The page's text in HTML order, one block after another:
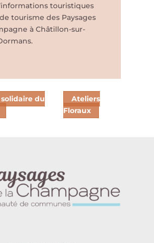
touristiques
tourisme des Paysages
à Châtillon-sur-
du
Ateliers
Floraux